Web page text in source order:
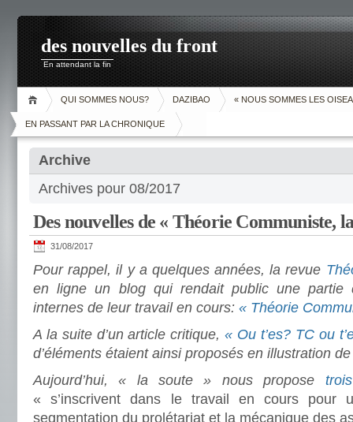
des nouvelles du front
En attendant la fin
QUI SOMMES NOUS? DAZIBAO « NOUS SOMMES LES
EN PASSANT PAR LA CHRONIQUE
Archive
Archives pour 08/2017
Des nouvelles de « Théorie Communiste,
31/08/2017
Pour rappel, il y a quelques années, la revue
en ligne un blog qui rendait public une partie
internes de leur travail en cours: « Théorie
A la suite d’un article critique, « Ou t’es? TC ou
d’éléments étaient ainsi proposés en illustration
Aujourd’hui, « la soute » nous propose
« s’inscrivent dans le travail en cours pour
segmentation du prolétariat et la mécanique des